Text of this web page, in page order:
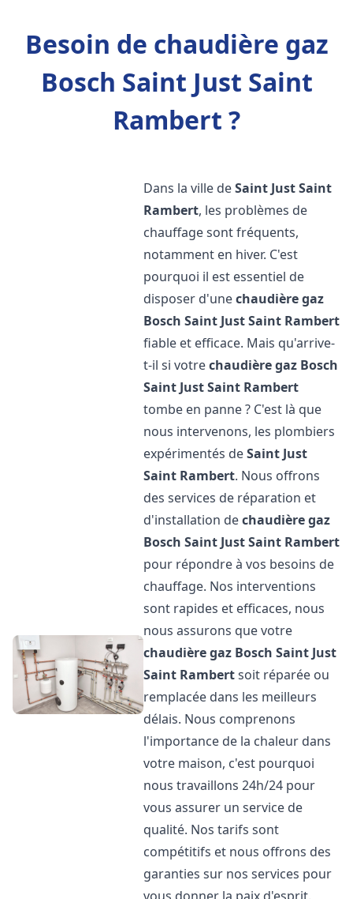
Besoin de chaudière gaz
Bosch Saint Just Saint
Rambert ?
Dans la ville deSaint Just Saint
Rambert, les problèmes de
chauffage sont fréquents,
notamment en hiver. C'est
pourquoi il est essentiel de
disposer d'unechaudière gaz
Bosch Saint Just Saint Rambert
fiable et efficace. Mais qu'arrive-
t-il si votrechaudière gaz Bosch
Saint Just Saint Rambert
tombe en panne ? C'est là que
nous intervenons, les plombiers
expérimentés deSaint Just
Saint Rambert. Nous offrons
des services de réparation et
d'installation dechaudière gaz
Bosch Saint Just Saint Rambert
pour répondre à vos besoins de
chauffage. Nos interventions
sont rapides et efficaces, nous
nous assurons que votre
chaudière gaz Bosch Saint Just
Saint Rambertsoit réparée ou
remplacée dans les meilleurs
délais. Nous comprenons
l'importance de la chaleur dans
votre maison, c'est pourquoi
nous travaillons 24h/24 pour
vous assurer un service de
qualité. Nos tarifs sont
compétitifs et nous offrons des
garanties sur nos services pour